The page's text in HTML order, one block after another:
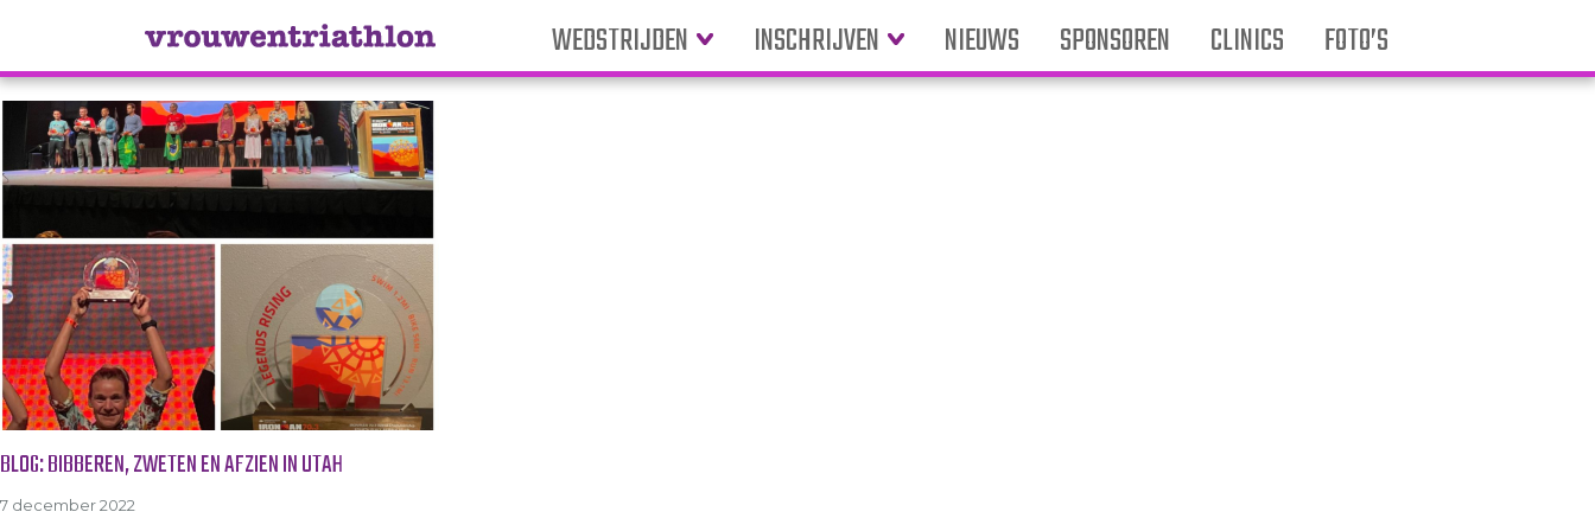
WEDSTRIJDEN INSCHRIJVEN NIEUWS SPONSOREN CLINICS FOTO’S
Tag Archive: wk triathlon 2022
BLOG: BIBBEREN, ZWETEN EN AFZIEN IN UTAH
7 december 2022